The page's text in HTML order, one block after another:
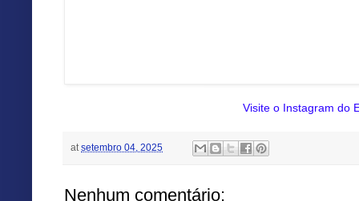
Visite o Instagram do
at setembro 04, 2025
Nenhum comentário: